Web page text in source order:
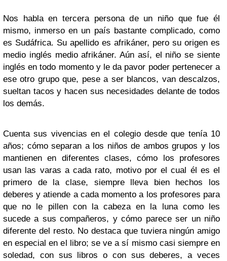
Nos habla en tercera persona de un niño que fue él
mismo, inmerso en un país bastante complicado, como
es Sudáfrica. Su apellido es afrikáner, pero su origen es
medio inglés medio afrikáner. Aún así, el niño se siente
inglés en todo momento y le da pavor poder pertenecer a
ese otro grupo que, pese a ser blancos, van descalzos,
sueltan tacos y hacen sus necesidades delante de todos
los demás.
Cuenta sus vivencias en el colegio desde que tenía 10
años; cómo separan a los niños de ambos grupos y los
mantienen en diferentes clases, cómo los profesores
usan las varas a cada rato, motivo por el cual él es el
primero de la clase, siempre lleva bien hechos los
deberes y atiende a cada momento a los profesores para
que no le pillen con la cabeza en la luna como les
sucede a sus compañeros, y cómo parece ser un niño
diferente del resto. No destaca que tuviera ningún amigo
en especial en el libro; se ve a sí mismo casi siempre en
soledad, con sus libros o con sus deberes, a veces